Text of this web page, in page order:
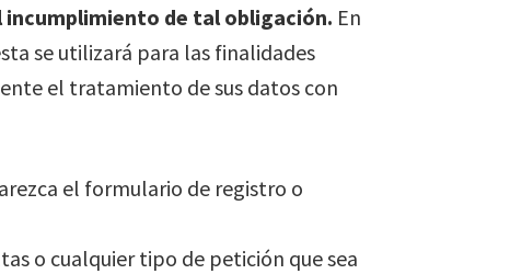
incumplimiento de tal obligación. En
se utilizará para las finalidades
el tratamiento de sus datos con
el formulario de registro o
o cualquier tipo de petición que sea